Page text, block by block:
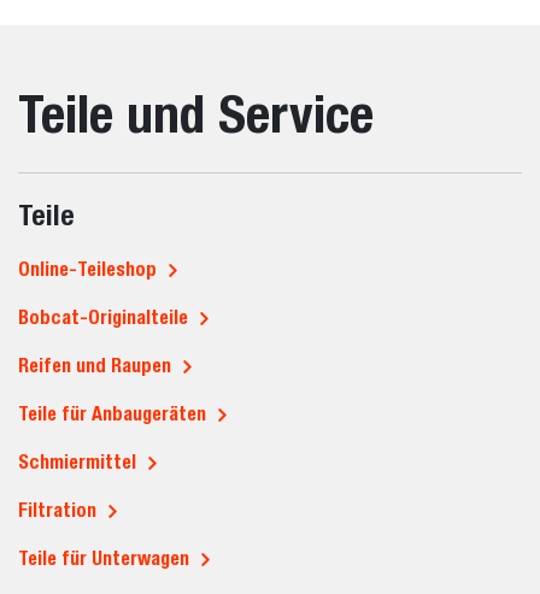
Teile und Service
Teile
Online-Teileshop
Bobcat-Originalteile
Reifen und Raupen
Teile für Anbaugeräten
Schmiermittel
Filtration
Teile für Unterwagen